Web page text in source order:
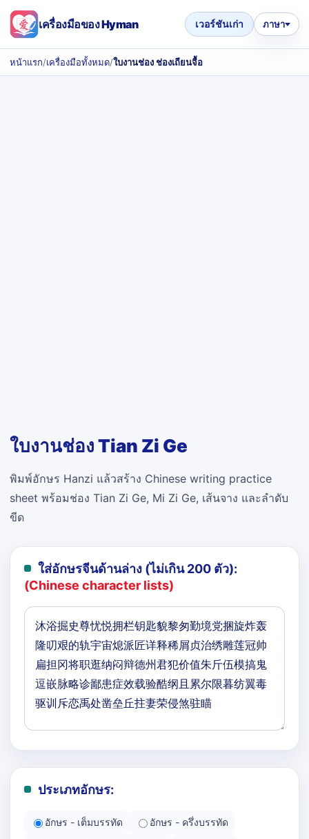
เครื่องมือของ Hyman เวอร์ชันเก่า ภาษา
หน้าแรก/เครื่องมือทั้งหมด/ใบงานช่อง ช่องเถียนจื้อ
ใบงานช่อง Tian Zi Ge
พิมพ์อักษร Hanzi แล้วสร้าง Chinese writing practice
sheet พร้อมช่อง Tian Zi Ge, Mi Zi Ge, เส้นจาง และลำดับ
ขีด
ใส่อักษรจีนด้านล่าง (ไม่เกิน 200 ตัว):
(Chinese character lists)
ประเภทอักษร:
อักษร - เต็มบรรทัด
อักษร - ครึ่งบรรทัด